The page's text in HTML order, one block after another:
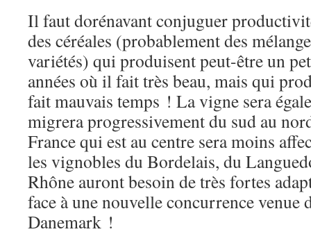
Il faut dorénavant conjuguer
des céréales (probablement des
variétés) qui produisent peut-être un
années où il fait très beau, mais qui
fait mauvais temps ! La vigne sera
migrera progressivement du sud au
France qui est au centre sera moins
les vignobles du Bordelais, du
Rhône auront besoin de très fortes
face à une nouvelle concurrence venue
Danemark !